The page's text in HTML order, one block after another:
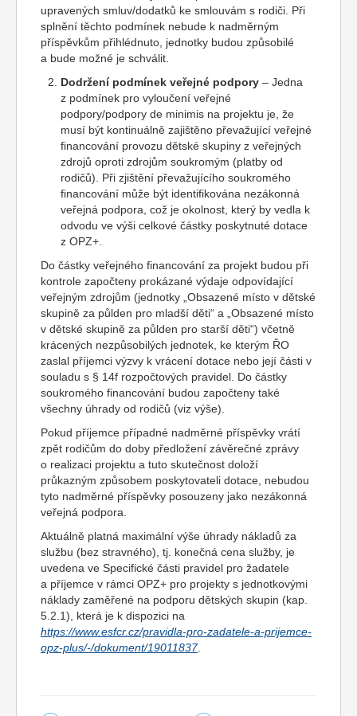
upravených smluv/dodatků ke smlouvám s rodiči. Při
splnění těchto podmínek nebude k nadměrným
příspěvkům přihlédnuto, jednotky budou způsobilé
a bude možné je schválit.
Dodržení podmínek veřejné podpory – Jedna
z podmínek pro vyloučení veřejné
podpory/podpory de minimis na projektu je, že
musí být kontinuálně zajištěno převažující veřejné
financování provozu dětské skupiny z veřejných
zdrojů oproti zdrojům soukromým (platby od
rodičů). Při zjištění převažujícího soukromého
financování může být identifikována nezákonná
veřejná podpora, což je okolnost, který by vedla k
odvodu ve výši celkové částky poskytnuté dotace
z OPZ+.
Do částky veřejného financování za projekt budou při
kontrole započteny prokázané výdaje odpovídající
veřejným zdrojům (jednotky „Obsazené místo v dětské
skupině za půlden pro mladší děti“ a „Obsazené místo
v dětské skupině za půlden pro starší děti“) včetně
krácených nezpůsobilých jednotek, ke kterým ŘO
zaslal příjemci výzvy k vrácení dotace nebo její části v
souladu s § 14f rozpočtových pravidel. Do částky
soukromého financování budou započteny také
všechny úhrady od rodičů (viz výše).
Pokud příjemce případné nadměrné příspěvky vrátí
zpět rodičům do doby předložení závěrečné zprávy
o realizaci projektu a tuto skutečnost doloží
průkazným způsobem poskytovateli dotace, nebudou
tyto nadměrné příspěvky posouzeny jako nezákonná
veřejná podpora.
Aktuálně platná maximální výše úhrady nákladů za
službu (bez stravného), tj. konečná cena služby, je
uvedena ve Specifické části pravidel pro žadatele
a příjemce v rámci OPZ+ pro projekty s jednotkovými
náklady zaměřené na podporu dětských skupin (kap.
5.2.1), která je k dispozici na
https://www.esfcr.cz/pravidla-pro-zadatele-a-prijemce-
opz-plus/-/dokument/19011837.